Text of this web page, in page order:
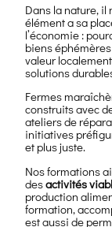
Dans la nature, il
élément a sa
l’économie :
biens
valeur
solutions
Fermes
construits avec
ateliers de
initiatives
et plus juste.
Nos formations
desactivités
production
formation,
est aussi de